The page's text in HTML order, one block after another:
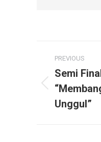
PREVIOUS
Semi
Unggul”